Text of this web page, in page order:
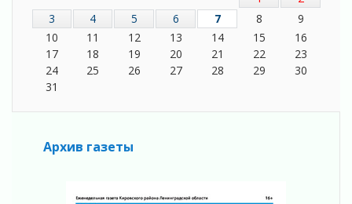
Вдохновлять, просвещать и объединять!
05 августа 2026
Не оставят в беде
На лидирующих позициях
Кадрового центра – 2026» подведены!
04 августа 2026
3
4 5 6 7 8
9
10
11 12 13 14 15
16
17
18 19 20 21 22
23
24
25 26 27 28 29
30
31
Архив газеты